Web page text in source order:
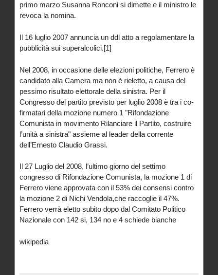
primo marzo Susanna Ronconi si dimette e il ministro le
revoca la nomina.
Il 16 luglio 2007 annuncia un ddl atto a regolamentare la
pubblicità sui superalcolici.[1]
Nel 2008, in occasione delle elezioni politiche, Ferrero è
candidato alla Camera ma non è rieletto, a causa del
pessimo risultato elettorale della sinistra. Per il
Congresso del partito previsto per luglio 2008 è tra i co-
firmatari della mozione numero 1 "Rifondazione
Comunista in movimento Rilanciare il Partito, costruire
l’unità a sinistra" assieme al leader della corrente
dell’Ernesto Claudio Grassi.
Il 27 Luglio del 2008, l’ultimo giorno del settimo
congresso di Rifondazione Comunista, la mozione 1 di
Ferrero viene approvata con il 53% dei consensi contro
la mozione 2 di Nichi Vendola,che raccoglie il 47%.
Ferrero verrà eletto subito dopo dal Comitato Politico
Nazionale con 142 si, 134 no e 4 schiede bianche
wikipedia